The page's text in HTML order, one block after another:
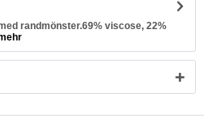
randmönster.69% viscose, 22%